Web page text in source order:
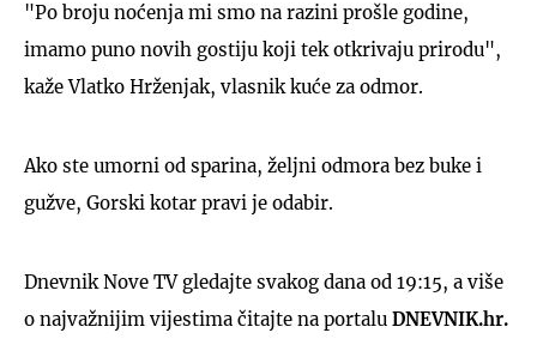
"Po broju noćenja mi smo na razini prošle godine,
imamo puno novih gostiju koji tek otkrivaju prirodu",
kaže Vlatko Hrženjak, vlasnik kuće za odmor.
Ako ste umorni od sparina, željni odmora bez buke i
gužve, Gorski kotar pravi je odabir.
Dnevnik Nove TV gledajte svakog dana od 19:15, a više
o najvažnijim vijestima čitajte na portalu DNEVNIK.hr.